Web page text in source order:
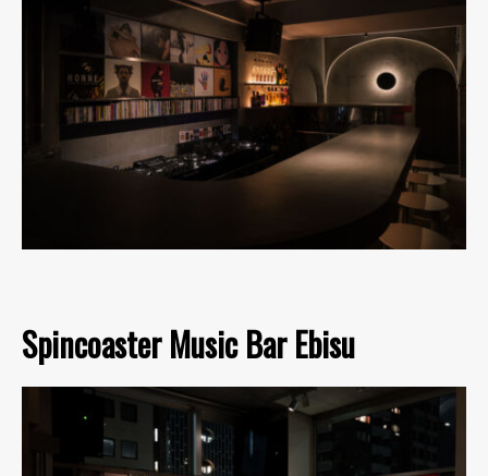
Spincoaster Music Bar Ebisu